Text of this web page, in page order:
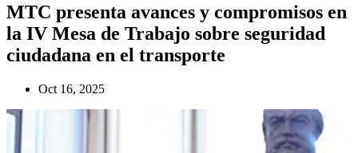
MTC presenta avances y compromisos en
la IV Mesa de Trabajo sobre seguridad
ciudadana en el transporte
Oct 16, 2025